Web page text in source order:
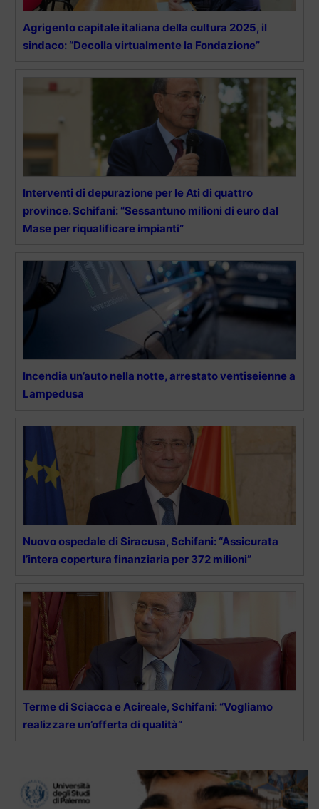
Agrigento capitale italiana della cultura 2025, il
sindaco: “Decolla virtualmente la Fondazione”
Interventi di depurazione per le Ati di quattro
province. Schifani: “Sessantuno milioni di euro dal
Mase per riqualificare impianti”
Incendia un’auto nella notte, arrestato ventiseienne a
Lampedusa
Nuovo ospedale di Siracusa, Schifani: “Assicurata
l’intera copertura finanziaria per 372 milioni”
Terme di Sciacca e Acireale, Schifani: “Vogliamo
realizzare un’offerta di qualità”